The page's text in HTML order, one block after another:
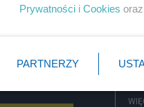
Rząd
Prywatności i Cookies
PARTNERZY